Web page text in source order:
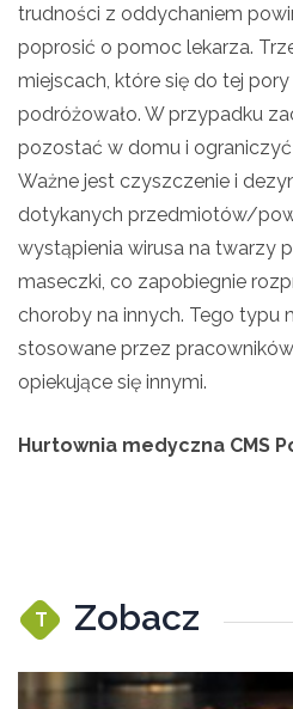
trudności z oddychaniem
poprosić o pomoc lekarza.
miejscach, które się do tej
podróżowało. W przypadku
pozostać w domu i
Ważne jest czyszczenie i
dotykanych przedmiotów/
wystąpienia wirusa na twarzy
maseczki, co zapobiegnie
choroby na innych. Tego typu
stosowane przez
opiekujące się innymi.
Hurtownia medyczna CMS
T Zobacz